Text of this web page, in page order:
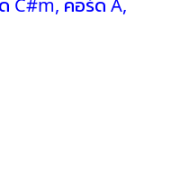
C#m, คอร์ด A,